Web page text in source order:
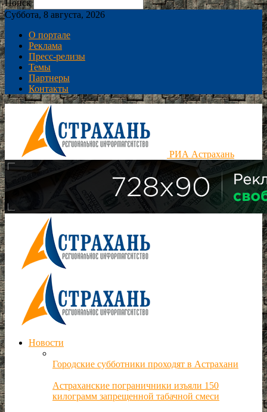
Поиск
Суббота, 8 августа, 2026
О портале
Реклама
Пресс-релизы
Темы
Партнеры
Контакты
РИА Астрахань
Новости
Городские субботники проходят в Астрахани
Астраханские пограничники изъяли 150
килограмм запрещенной табачной смеси